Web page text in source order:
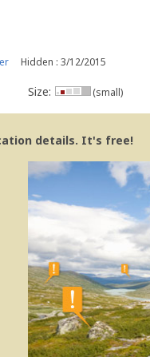
Hidden : 3/12/2015
Size: (small)
details. It's free!